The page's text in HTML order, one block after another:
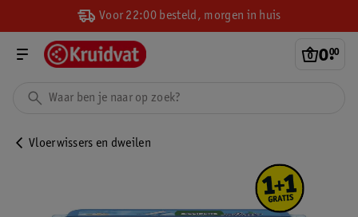
Voor 22:00 besteld, morgen in huis
0.
00
Vloerwissers en dweilen